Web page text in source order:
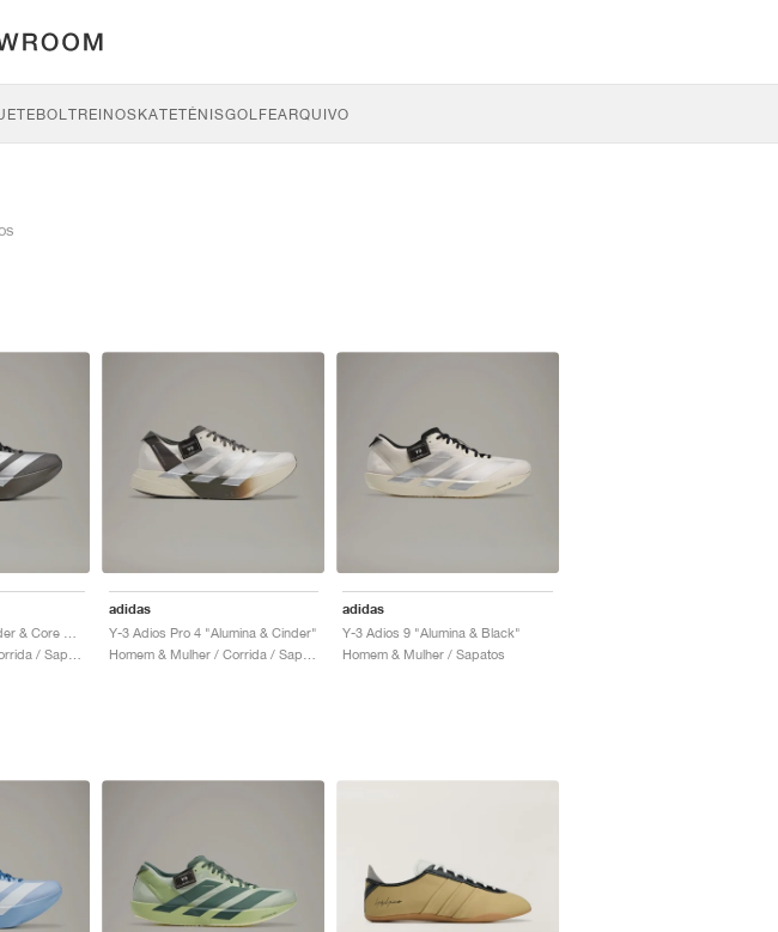
TREINOSKATETÉNISGOLFEARQUIVO
adidas
Y-3 Adios Pro 4 "Alumina & Cinder"
adidas
Y-3 Adios 9 "Alumina & Black"
Homem & Mulher / Sapatos